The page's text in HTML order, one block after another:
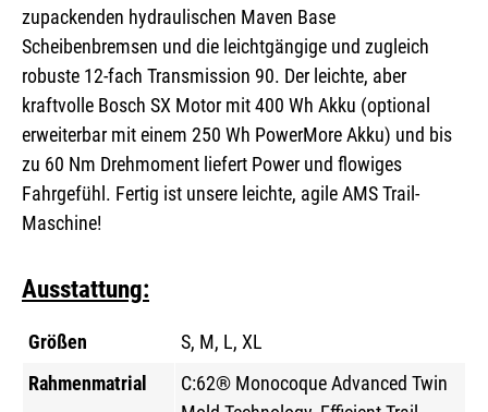
zupackenden hydraulischen Maven Base
Scheibenbremsen und die leichtgängige und zugleich
robuste 12-fach Transmission 90. Der leichte, aber
kraftvolle Bosch SX Motor mit 400 Wh Akku (optional
erweiterbar mit einem 250 Wh PowerMore Akku) und bis
zu 60 Nm Drehmoment liefert Power und flowiges
Fahrgefühl. Fertig ist unsere leichte, agile AMS Trail-
Maschine!
Ausstattung:
Größen
S, M, L, XL
Rahmenmatrial
C:62® Monocoque Advanced Twin